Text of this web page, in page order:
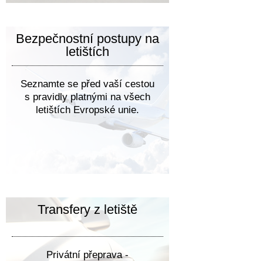
Bezpečnostní postupy na
letištích
Seznamte se před vaší cestou
s pravidly platnými na všech
letištích Evropské unie.
Transfery z letiště
Privátní přeprava -